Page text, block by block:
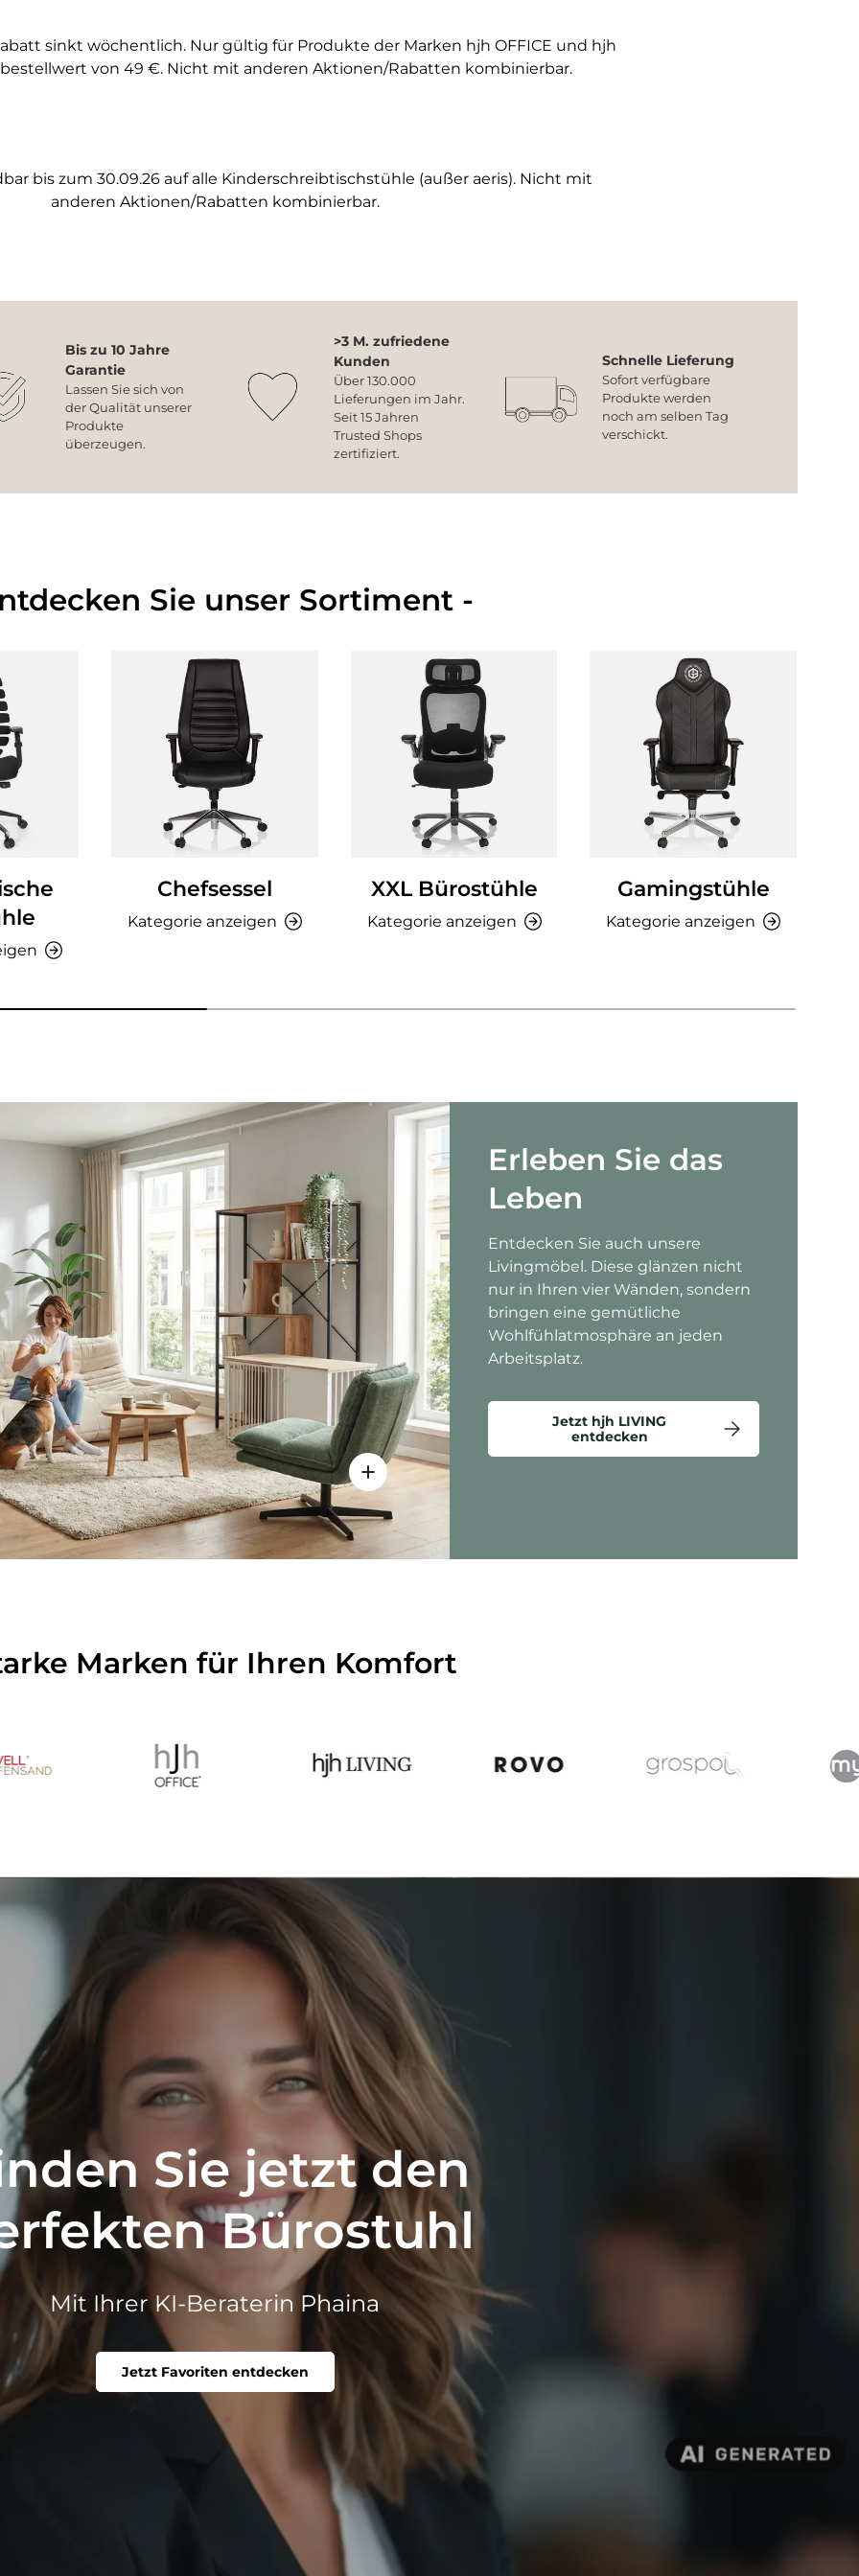
sinkt wöchentlich. Nur gültig für Produkte der Marken hjh OFFICE und hjh
von 49 €. Nicht mit anderen Aktionen/Rabatten kombinierbar.
bis zum 30.09.26 auf alle Kinderschreibtischstühle (außer aeris). Nicht mit
anderen Aktionen/Rabatten kombinierbar.
Bis zu 10 Jahre
Garantie
Lassen Sie sich von
der Qualität unserer
Produkte
überzeugen.
>3 M. zufriedene
Kunden
Über 130.000
Lieferungen im Jahr.
Seit 15 Jahren
Trusted Shops
zertifiziert.
Schnelle Lieferung
Sofort verfügbare
Produkte werden
noch am selben Tag
verschickt.
Sie unser Sortiment -
Chefsessel
Kategorie anzeigen
XXL Bürostühle
Kategorie anzeigen
Gamingstühle
Kategorie anzeigen
Einzelheiten anzeigen - Criss-Cross 20 - Loungesessel
- AMIO H - Büroschrank
anzeigen - Sitzolo 2 - Loungesessel
Erleben Sie das
Leben
Entdecken Sie auch unsere
Livingmöbel. Diese glänzen nicht
nur in Ihren vier Wänden, sondern
bringen eine gemütliche
Wohlfühlatmosphäre an jeden
Arbeitsplatz.
Jetzt hjh LIVING
entdecken
Marken für Ihren Komfort
Sie jetzt den
Bürostuhl
Mit Ihrer KI-Beraterin Phaina
Jetzt Favoriten entdecken